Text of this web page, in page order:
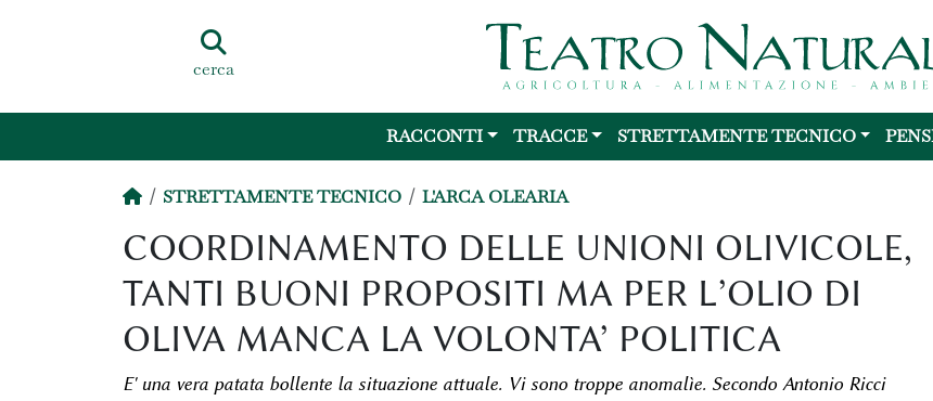
cerca
RACCONTI TRACCE STRETTAMENTE TECNICO
STRETTAMENTE TECNICO L'ARCA OLEARIA
COORDINAMENTO DELLE UNIONI OLIVICOLE,
TANTI BUONI PROPOSITI MA PER L’OLIO DI
OLIVA MANCA LA VOLONTA’ POLITICA
E' una vera patata bollente la situazione attuale. Vi sono troppe anomalìe. Secondo Antonio Ricci